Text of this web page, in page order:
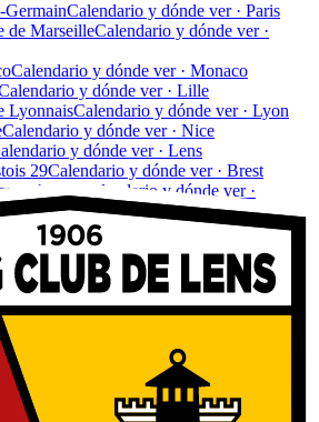
GermainCalendario y dónde ver · Paris
de MarseilleCalendario y dónde ver ·
Calendario y dónde ver · Monaco
y dónde ver · Lille
LyonnaisCalendario y dónde ver · Lyon
Calendario y dónde ver · Nice
y dónde ver · Lens
29Calendario y dónde ver · Brest
Alsace
Calendario y dónde ver ·
FCCalendario y dónde ver · Rennes
Calendario y dónde ver · Toulouse
Calendario y dónde ver · Auxerre
Calendario y dónde ver · Le Havre
Calendario y dónde ver · Angers
Calendario y dónde ver · Lorient
y dónde ver · Paris
y dónde ver · Metz
Calendario y dónde ver · Nantes
Calendario y dónde ver · Saint-